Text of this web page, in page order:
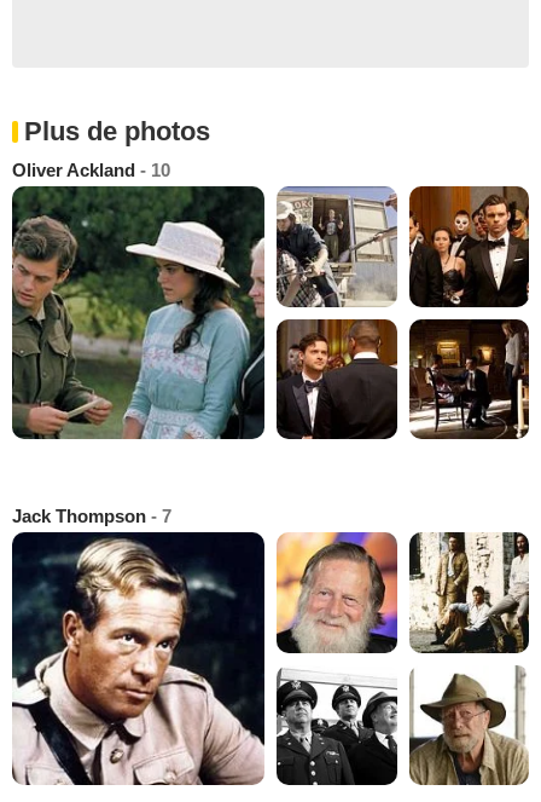
Plus de photos
Oliver Ackland - 10
Jack Thompson - 7